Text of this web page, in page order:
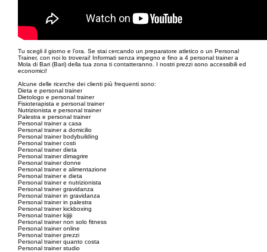
Tu scegli il giorno e l’ora. Se stai cercando un preparatore atletico o un Personal
Trainer, con noi lo troverai! Informati senza impegno e fino a 4 personal trainer a
Mola di Bari (Bari) della tua zona ti contatteranno. I nostri prezzi sono accessibili ed
economici!
Alcune delle ricerche dei clienti più frequenti sono:
Dieta e personal trainer
Dietologo e personal trainer
Fisioterapista e personal trainer
Nutrizionista e personal trainer
Palestra e personal trainer
Personal trainer a casa
Personal trainer a domicilio
Personal trainer bodybuilding
Personal trainer costi
Personal trainer dieta
Personal trainer dimagrire
Personal trainer donne
Personal trainer e alimentazione
Personal trainer e dieta
Personal trainer e nutrizionista
Personal trainer gravidanza
Personal trainer in gravidanza
Personal trainer in palestra
Personal trainer kickboxing
Personal trainer kijiji
Personal trainer non solo fitness
Personal trainer online
Personal trainer prezzi
Personal trainer quanto costa
Personal trainer studio